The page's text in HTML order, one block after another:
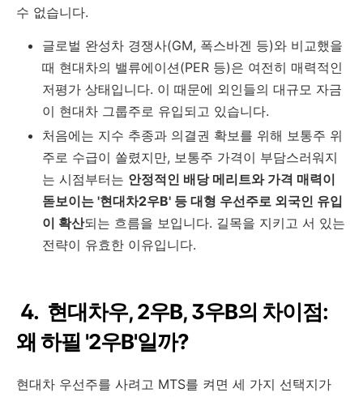
수 없습니다.
글로벌 완성차 경쟁사(GM, 폭스바겐 등)와 비교했을
때 현대차의 밸류에이션(PER 등)은 여전히 매력적인
저평가 상태입니다. 이 때문에 외인들의 대규모 자금
이 현대차 그룹주로 유입되고 있습니다.
처음에는 지수 추종과 의결권 확보를 위해 보통주 위
주로 수급이 쏠렸지만, 보통주 가격이 부담스러워지
는 시점부터는 안정적인 배당 메리트와 가격 매력이
돋보이는 '현대차2우B' 등 대형 우선주로 외국인 유입
이 확산되는 흐름을 보입니다. 길목을 지키고 서 있는
전략이 유효한 이유입니다.
4. 현대차우, 2우B, 3우B의 차이점:
왜 하필 '2우B'일까?
현대차 우선주를 사려고 MTS를 켜면 세 가지 선택지가